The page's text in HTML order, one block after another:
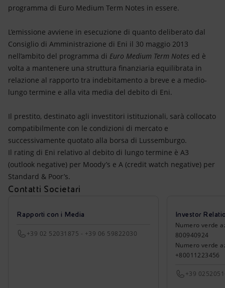
programma di Euro Medium Term Notes in essere.
L’emissione avviene in esecuzione di quanto deliberato dal
Consiglio di Amministrazione di Eni il 30 maggio 2013
nell’ambito del programma di Euro Medium Term Notes ed è
volta a mantenere una struttura finanziaria equilibrata in
relazione al rapporto tra indebitamento a breve e a medio-
lungo termine e alla vita media del debito di Eni.
Il prestito, destinato agli investitori istituzionali, sarà collocato
compatibilmente con le condizioni di mercato e
successivamente quotato alla borsa di Lussemburgo.
Il rating di Eni relativo al debito di lungo termine è A3
(outlook negative) per Moody’s e A (credit watch negative) per
Standard & Poor’s.
Contatti Societari
Rapporti con i Media
+39 02 52031875 - +39 06 59822030
Investor
Numero verde
800940924
Numero verde
+80011223456
+39